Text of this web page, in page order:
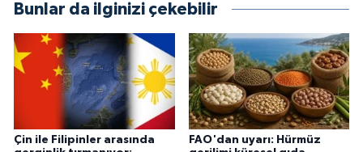
Bunlar da ilginizi çekebilir
Çin ile Filipinler arasında
FAO'dan uyarı: Hürmüz